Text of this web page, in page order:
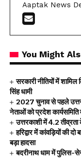
Aaptak News
You Might
सरकारी नीतियों में
सिंह धामी
2027 चुनाव से पहले
नेताओं को प्रदेश कार्यसमिति
उत्तरकाशी में 4.2
हरिद्वार में कांवड़ियों की
बड़ा हादसा
बदरीनाथ धाम में पुलिस-